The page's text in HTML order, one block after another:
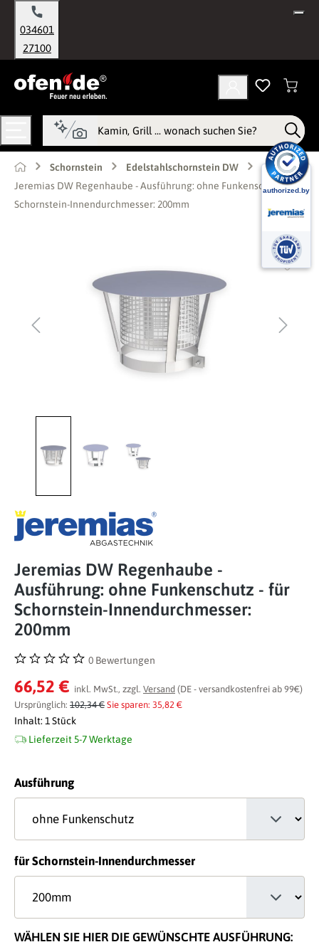
springen
034601
27100
Schornstein
Edelstahlschornstein DW
Jeremias DW Regenhaube - Ausführung: ohne Funkenschutz - für
Schornstein-Innendurchmesser: 200mm
Jeremias DW Regenhaube -
Ausführung: ohne Funkenschutz - für
Schornstein-Innendurchmesser:
200mm
Durchschnittliche Bewertung von 0 von 5 Sternen
0 Bewertungen
66,52 € inkl. MwSt., zzgl. Versand (DE - versandkostenfrei ab 99€)
Ursprünglich: 102,34 € Sie sparen: 35,82 €
Inhalt: 1 Stück
Lieferzeit 5-7 Werktage
Ausführungauswählen
für Schornstein-Innendurchmesserauswählen
WÄHLEN SIE HIER DIE GEWÜNSCHTE AUSFÜHRUNG: